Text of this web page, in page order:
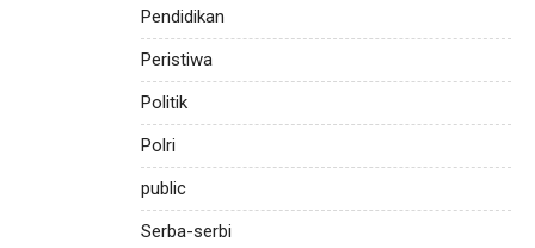
Pendidikan
Peristiwa
Politik
Polri
public
Serba-serbi